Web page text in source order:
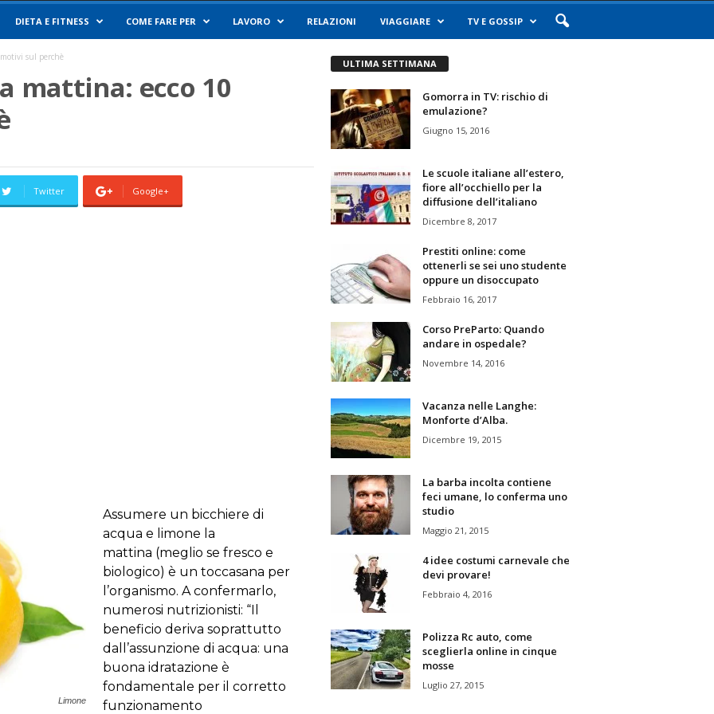
DIETA E FITNESS COME FARE PER LAVORO RELAZIONI VIAGGIARE TV E GOSSIP
sul perchè
mattina: ecco 10
Twitter Google+
Limone
Assumere un bicchiere di
acqua e limone la
mattina (meglio se fresco e
biologico) è un toccasana per
l’organismo. A confermarlo,
numerosi nutrizionisti: “Il
beneficio deriva soprattutto
dall’assunzione di acqua: una
buona idratazione è
fondamentale per il corretto
funzionamento
ULTIMA SETTIMANA
Gomorra in TV: rischio di
emulazione?
Giugno 15, 2016
Le scuole italiane all’estero,
fiore all’occhiello per la
diffusione dell’italiano
Dicembre 8, 2017
Prestiti online: come
ottenerli se sei uno studente
oppure un disoccupato
Febbraio 16, 2017
Corso PreParto: Quando
andare in ospedale?
Novembre 14, 2016
Vacanza nelle Langhe:
Monforte d’Alba.
Dicembre 19, 2015
La barba incolta contiene
feci umane, lo conferma uno
studio
Maggio 21, 2015
4 idee costumi carnevale che
devi provare!
Febbraio 4, 2016
Polizza Rc auto, come
sceglierla online in cinque
mosse
Luglio 27, 2015